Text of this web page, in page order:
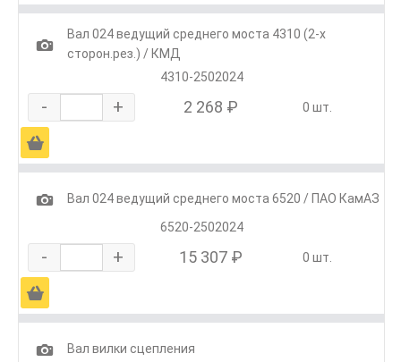
1
Вал 024 ведущий среднего моста 4310 (2-х
сторон.рез.) / КМД
4310-2502024
- + 2 268 ₽ 0 шт.
Ä
1
Вал 024 ведущий среднего моста 6520 / ПАО КамАЗ
6520-2502024
- + 15 307 ₽ 0 шт.
Ä
1
Вал вилки сцепления